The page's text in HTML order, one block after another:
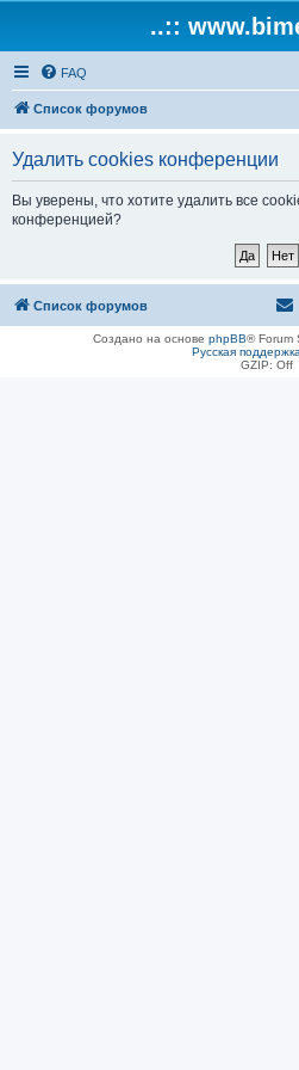
..::
FAQ
Список форумов
Удалить cookies конференции
Вы уверены, что хотите удалить все
конференцией?
Список форумов
Создано на основе phpBB® Forum
Русская
GZIP: Off